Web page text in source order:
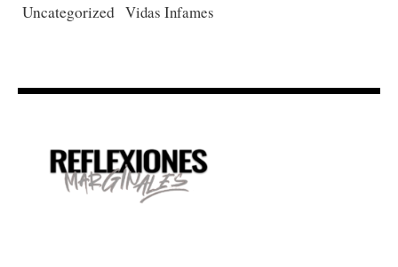
Uncategorized Vidas Infames